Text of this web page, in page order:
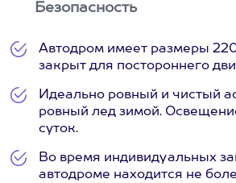
Безопасность
Автодром имеет размеры
закрыт для постороннего
Идеально ровный и чистый
ровный лед зимой.
суток.
Во время индивидуальных
автодроме находится не